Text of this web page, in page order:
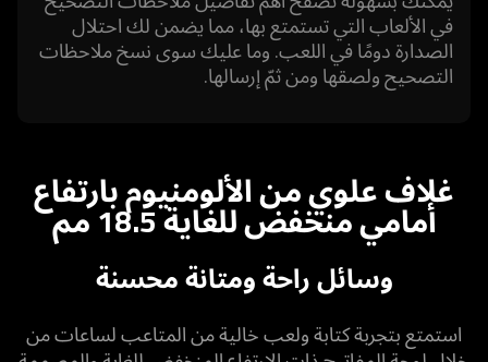
في الألعاب التي تستمتع بها، مما يضمن لك احتلال
الصدارة دومًا في اللعب. وما عليك سوى نسخ ملاحظات
التصحيح ولصقها ومن ثمّ إرسالها.
غلاف علوي من الألومنيوم بارتفاع
أمامي منخفض للغاية 18.5 مم
وسائل راحة ومتانة محسنة
استمتع بتجربة كتابة ولعب خالية من المتاعب لساعات من